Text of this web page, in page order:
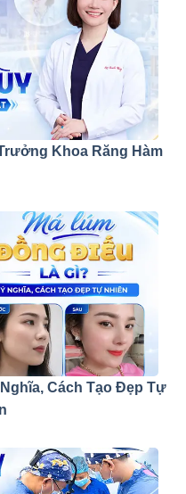
Khoa Răng Hàm
Cách Tạo Đẹp Tự